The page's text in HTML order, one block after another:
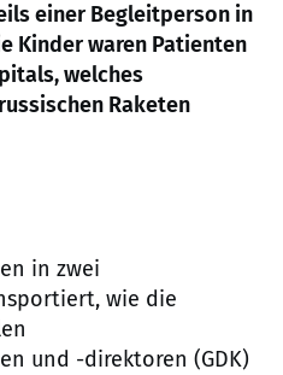
einer Begleitperson in
Kinder waren Patienten
welches
Raketen
in zwei
wie die
und -direktoren (GDK)